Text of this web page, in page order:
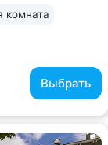
Выбрать
комната